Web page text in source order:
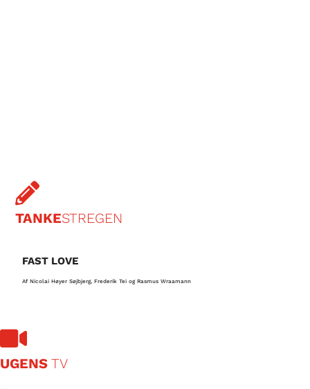

TANKESTREGEN
FAST LOVE
Af Nicolai Høyer Søjbjerg, Frederik Tei og Rasmus Wraamann

UGENS TV